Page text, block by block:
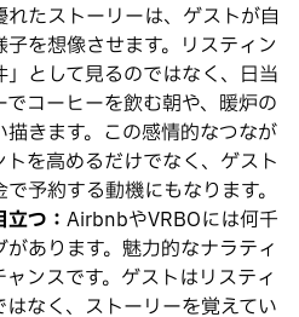
れたストーリーは、ゲストが自
を想像させます。リスティン
として見るのではなく、日当
コーヒーを飲む朝や、暖炉の
きます。この感情的なつなが
を高めるだけでなく、ゲスト
予約する動機にもなります。
つ： AirbnbやVRBOには何千
あります。魅力的なナラティ
ンスです。ゲストはリスティ
なく、ストーリーを覚えてい